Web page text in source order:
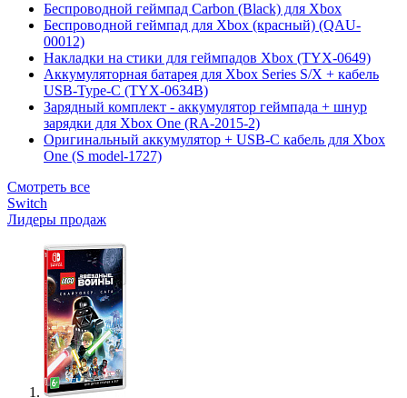
Беспроводной геймпад Carbon (Black) для Xbox
Беспроводной геймпад для Xbox (красный) (QAU-
00012)
Накладки на стики для геймпадов Xbox (TYX-0649)
Аккумуляторная батарея для Xbox Series S/X + кабель
USB-Type-C (TYX-0634B)
Зарядный комплект - аккумулятор геймпада + шнур
зарядки для Xbox One (RA-2015-2)
Оригинальный аккумулятор + USB-C кабель для Xbox
One (S model-1727)
Смотреть все
Switch
Лидеры продаж